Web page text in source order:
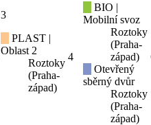
3
PLAST |
Oblast 2
Roztoky
(Praha-
západ)
4
BIO |
Mobilní svoz
Roztoky
(Praha-
západ)
Otevřený
sběrný dvůr
Roztoky
(Praha-
západ)